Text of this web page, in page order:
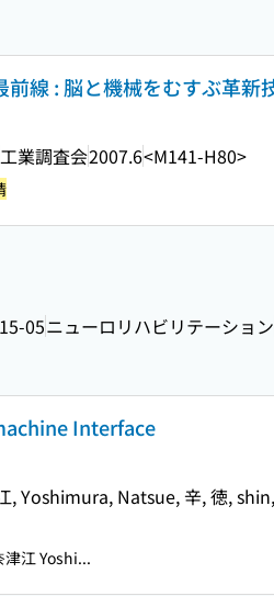
線 : 脳と機械をむすぶ革新
工業調査会2007.6<M141-H80>
05ニューロリハビリテーション
Interface
, Yoshimura, Natsue, 辛, 徳,
江 Yoshi...